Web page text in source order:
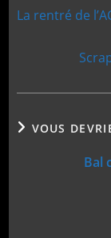
k
articles
La rentré de
VOUS
Bal